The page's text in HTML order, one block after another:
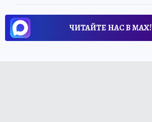
ЧИТАЙТЕ НАС В МАХ!